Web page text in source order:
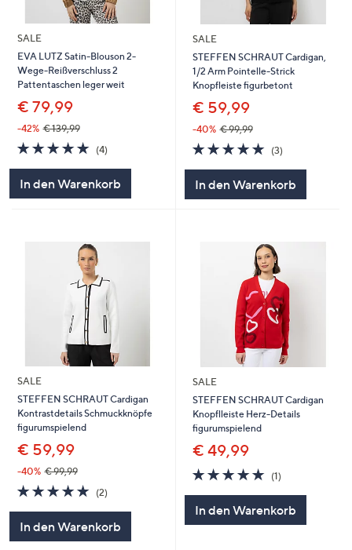
SALE
EVA LUTZ Satin-Blouson 2-
Wege-Reißverschluss 2
Pattentaschen leger weit
€ 79,99
-42% € 139,99
5.0
von
(4)4
In den Warenkorb
SALE
STEFFEN SCHRAUT Cardigan,
1/2 Arm Pointelle-Strick
Knopfleiste figurbetont
€ 59,99
-40% € 99,99
5.0
von
(3)3
In den Warenkorb
SALE
STEFFEN SCHRAUT Cardigan
Kontrastdetails Schmuckknöpfe
figurumspielend
€ 59,99
-40% € 99,99
5.0
von
(2)2
In den Warenkorb
SALE
STEFFEN SCHRAUT Cardigan
Knopflleiste Herz-Details
figurumspielend
€ 49,99
5.0
von
(1)1
In den Warenkorb